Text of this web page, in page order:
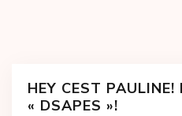
HEY CEST PAULINE!
« DSAPES »!